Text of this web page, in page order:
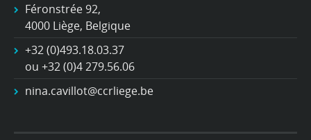
Féronstrée 92,
4000 Liège, Belgique
+32 (0)493.18.03.37
ou +32 (0)4 279.56.06
nina.cavillot@ccrliege.be